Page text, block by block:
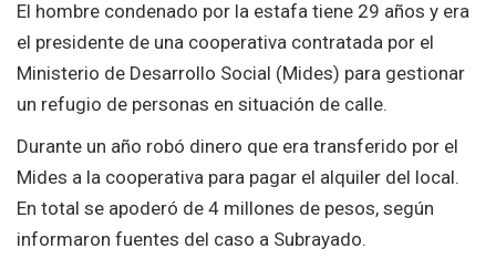
El hombre condenado por la estafa tiene 29 años y era
el presidente de una cooperativa contratada por el
Ministerio de Desarrollo Social (Mides) para gestionar
un refugio de personas en situación de calle.
Durante un año robó dinero que era transferido por el
Mides a la cooperativa para pagar el alquiler del local.
En total se apoderó de 4 millones de pesos, según
informaron fuentes del caso a Subrayado.